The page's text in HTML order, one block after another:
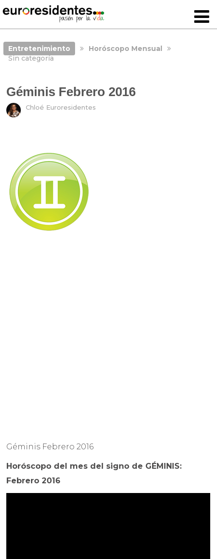
Entretenimiento
Horóscopo Mensual
Sin categoría
Géminis Febrero 2016
Chloé Euroresidentes
Géminis Febrero 2016
Horóscopo del mes del signo de GÉMINIS:
Febrero 2016